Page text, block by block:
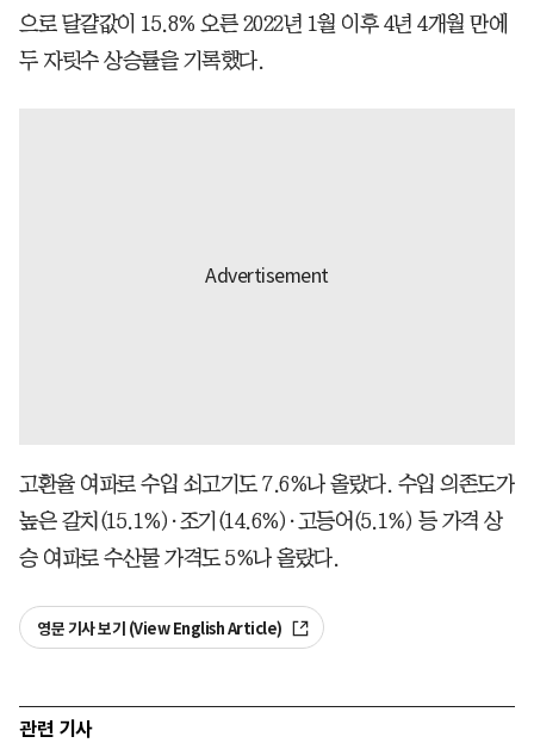
으로 달걀값이 15.8% 오른 2022년 1월 이후 4년 4개월 만에
두 자릿수 상승률을 기록했다.
고환율 여파로 수입 쇠고기도 7.6%나 올랐다. 수입 의존도가
높은 갈치(15.1%)·조기(14.6%)·고등어(5.1%) 등 가격 상
승 여파로 수산물 가격도 5%나 올랐다.
영문 기사 보기 (View English Article)
관련 기사